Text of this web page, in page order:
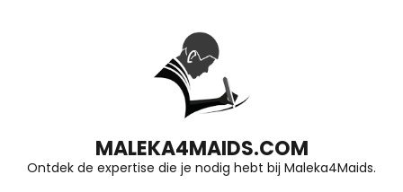
Enter)
MALEKA4MAIDS.COM
Ontdek de expertise die je nodig hebt bij Maleka4Maids.